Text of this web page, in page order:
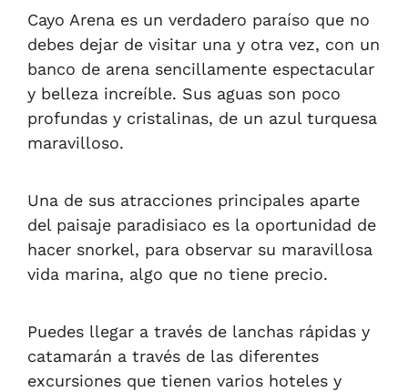
Cayo Arena es un verdadero paraíso que no
debes dejar de visitar una y otra vez, con un
banco de arena sencillamente espectacular
y belleza increíble. Sus aguas son poco
profundas y cristalinas, de un azul turquesa
maravilloso.
Una de sus atracciones principales aparte
del paisaje paradisiaco es la oportunidad de
hacer snorkel, para observar su maravillosa
vida marina, algo que no tiene precio.
Puedes llegar a través de lanchas rápidas y
catamarán a través de las diferentes
excursiones que tienen varios hoteles y